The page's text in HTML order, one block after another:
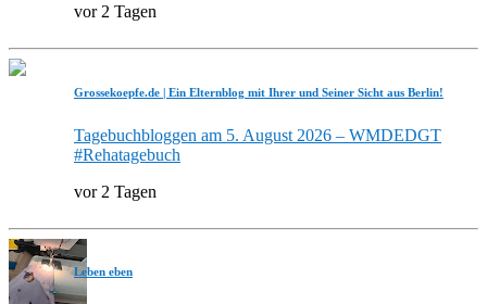
vor 2 Tagen
Grossekoepfe.de | Ein Elternblog mit Ihrer und Seiner Sicht aus Berlin!
Tagebuchbloggen am 5. August 2026 – WMDEDGT
#Rehatagebuch
vor 2 Tagen
Leben eben